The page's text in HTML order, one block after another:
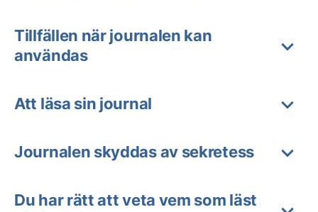
Tillfällen när journalen kan
användas
Att läsa sin journal
Journalen skyddas av sekretess
Du har rätt att veta vem som läst